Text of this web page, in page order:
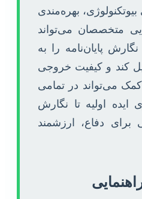
بهره‌مندی
متخصصان می‌تواند
پایان‌نامه را به
کند و کیفیت خروجی
می‌تواند در تمامی
اولیه تا نگارش
برای دفاع، ارزشمند